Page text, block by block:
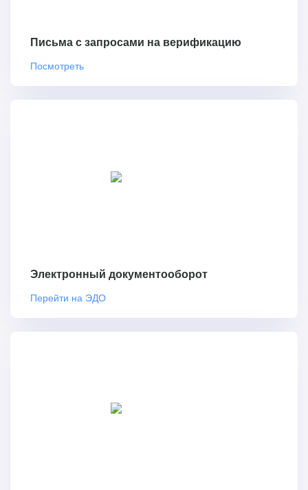
Письма с запросами на верификацию
Посмотреть
Электронный документооборот
Перейти на ЭДО